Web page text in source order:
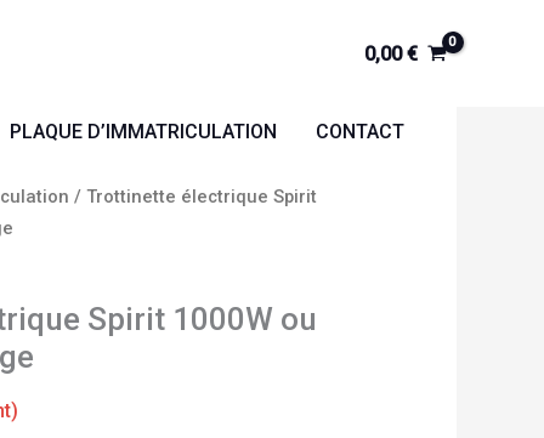
0,00€
PLAQUE D’IMMATRICULATION CONTACT
/ Trottinette électrique Spirit
Spirit 1000W ou
Plage
à